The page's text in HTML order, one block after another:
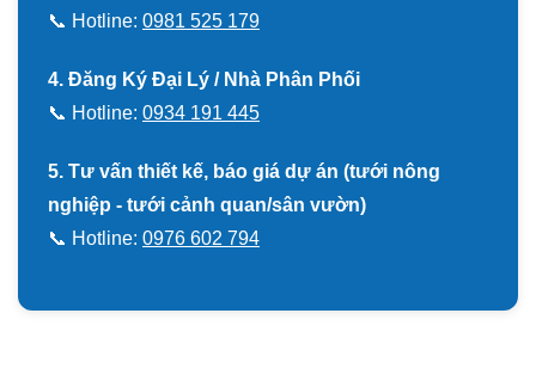
📞 Hotline: 0981 525 179
4. Đăng Ký Đại Lý / Nhà Phân Phối
📞 Hotline: 0934 191 445
5. Tư vấn thiết kế, báo giá dự án (tưới nông
nghiệp - tưới cảnh quan/sân vườn)
📞 Hotline: 0976 602 794